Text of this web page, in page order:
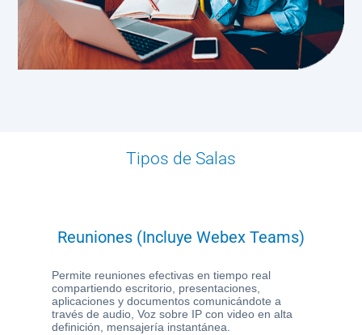
Tipos de Salas
Reuniones (Incluye Webex Teams)
Permite reuniones efectivas en tiempo real
compartiendo escritorio, presentaciones,
aplicaciones y documentos comunicándote a
través de audio, Voz sobre IP con video en alta
definición, mensajería instantánea.